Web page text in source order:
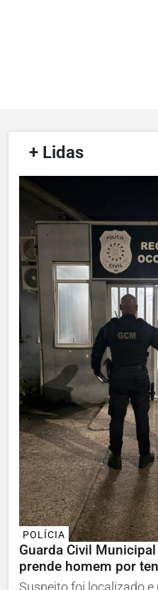
+ Lidas
POLÍCIA
Guarda Civil
prende homem por